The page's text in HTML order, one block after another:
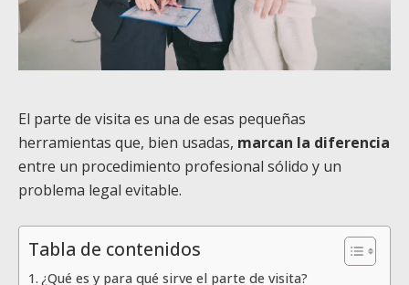
El parte de visita es una de esas pequeñas
herramientas que, bien usadas, marcan la diferencia
entre un procedimiento profesional sólido y un
problema legal evitable.
Tabla de contenidos
¿Qué es y para qué sirve el parte de visita?